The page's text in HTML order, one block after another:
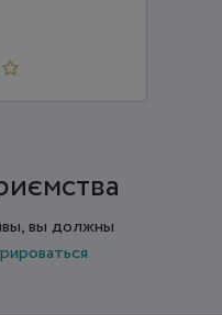
вы должны